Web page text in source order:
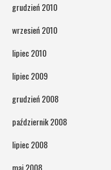
grudzień 2010
wrzesień 2010
lipiec 2010
lipiec 2009
grudzień 2008
październik 2008
lipiec 2008